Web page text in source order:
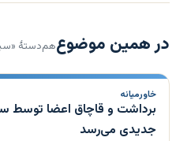
در همین موضوعهم‌دستهٔ
خاورمیانه
برداشت و قاچاق اعضا توسط
جدیدی می‌رسد